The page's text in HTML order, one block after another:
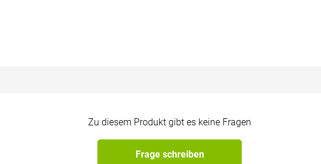
Zu diesem Produkt gibt es keine Fragen
Frage schreiben